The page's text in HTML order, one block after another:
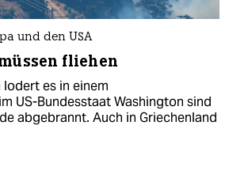
und den USA
fliehen
es in einem
US-Bundesstaat Washington sind
abgebrannt. Auch in Griechenland